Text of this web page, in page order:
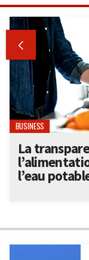

BUSINESS
La
l’eau